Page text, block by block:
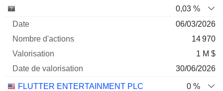
Date de0,03 %
06/03/2026
14 970
1 M $
30/06/2026
FLUTTER ENTERTAINMENT PLC
0 %